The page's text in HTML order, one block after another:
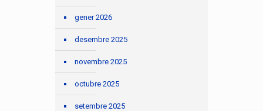
gener 2026
desembre 2025
novembre 2025
octubre 2025
setembre 2025